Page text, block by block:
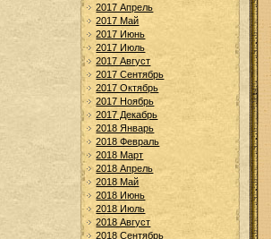
2017 Апрель
2017 Май
2017 Июнь
2017 Июль
2017 Август
2017 Сентябрь
2017 Октябрь
2017 Ноябрь
2017 Декабрь
2018 Январь
2018 Февраль
2018 Март
2018 Апрель
2018 Май
2018 Июнь
2018 Июль
2018 Август
2018 Сентябрь